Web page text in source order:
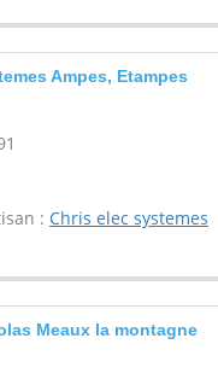
Ampes, Etampes
: Chris elec systemes
Meaux la montagne